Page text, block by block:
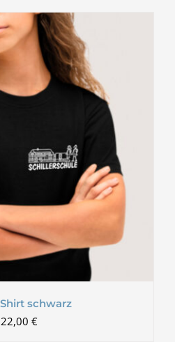
schwarz
22,00 €